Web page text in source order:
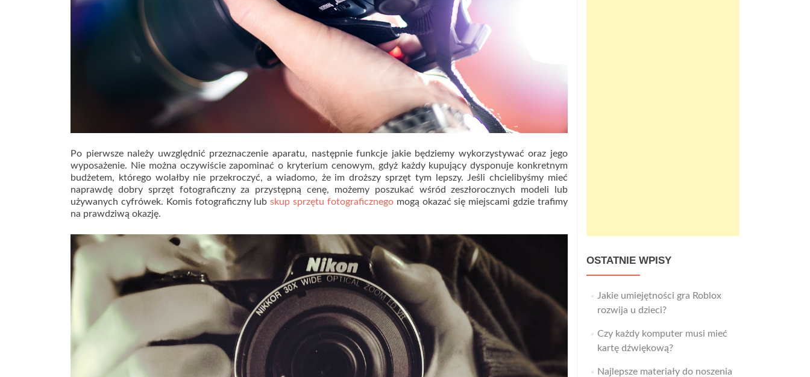
Po pierwsze należy uwzględnić przeznaczenie aparatu, następnie funkcje jakie będziemy wykorzystywać oraz jego
wyposażenie. Nie można oczywiście zapominać o kryterium cenowym, gdyż każdy kupujący dysponuje konkretnym
budżetem, którego wolałby nie przekroczyć, a wiadomo, że im droższy sprzęt tym lepszy. Jeśli chcielibyśmy mieć
naprawdę dobry sprzęt fotograficzny za przystępną cenę, możemy poszukać wśród zeszłorocznych modeli lub
używanych cyfrówek. Komis fotograficzny lubskup sprzętu fotograficznegomogą okazać się miejscami gdzie trafimy
na prawdziwą okazję.
OSTATNIE WPISY
Jakie umiejętności gra Roblox
rozwija u dzieci?
Czy każdy komputer musi mieć
kartę dźwiękową?
Najlepsze materiały do noszenia